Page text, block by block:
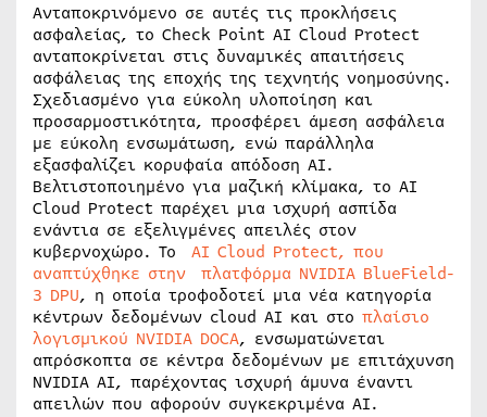
Ανταποκρινόμενο σε αυτές τις προκλήσεις
ασφαλείας, το Check Point AI Cloud Protect
ανταποκρίνεται στις δυναμικές απαιτήσεις
ασφάλειας της εποχής της τεχνητής νοημοσύνης.
Σχεδιασμένο για εύκολη υλοποίηση και
προσαρμοστικότητα, προσφέρει άμεση ασφάλεια
με εύκολη ενσωμάτωση, ενώ παράλληλα
εξασφαλίζει κορυφαία απόδοση AI.
Βελτιστοποιημένο για μαζική κλίμακα, το AI
Cloud Protect παρέχει μια ισχυρή ασπίδα
ενάντια σε εξελιγμένες απειλές στον
κυβερνοχώρο. Το
AI Cloud Protect, που
αναπτύχθηκε στην πλατφόρμα NVIDIA BlueField-
3 DPU, η οποία τροφοδοτεί μια νέα κατηγορία
κέντρων δεδομένων cloud AI και στο πλαίσιο
λογισμικού NVIDIA DOCA, ενσωματώνεται
απρόσκοπτα σε κέντρα δεδομένων με επιτάχυνση
NVIDIA AI, παρέχοντας ισχυρή άμυνα έναντι
απειλών που αφορούν συγκεκριμένα AI.